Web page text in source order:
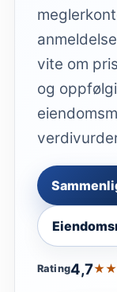
vite om
og
Rating4,7